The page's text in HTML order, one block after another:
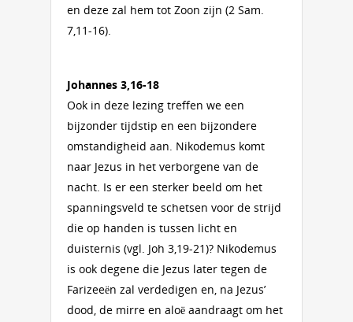
en deze zal hem tot Zoon zijn (2 Sam.
7,11-16).
Johannes 3,16-18
Ook in deze lezing treffen we een
bijzonder tijdstip en een bijzondere
omstandigheid aan. Nikodemus komt
naar Jezus in het verborgene van de
nacht. Is er een sterker beeld om het
spanningsveld te schetsen voor de strijd
die op handen is tussen licht en
duisternis (vgl. Joh 3,19-21)? Nikodemus
is ook degene die Jezus later tegen de
Farizeeën zal verdedigen en, na Jezus’
dood, de mirre en aloë aandraagt om het